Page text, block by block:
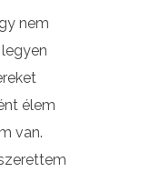
nem
élem
van.